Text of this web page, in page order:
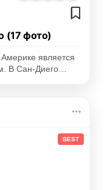
(17 фото)
является
В Сан-Диего…
BEST